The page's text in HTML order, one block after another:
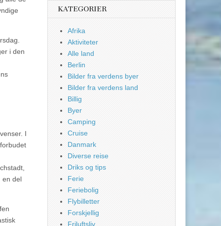
i den
I
en del
KATEGORIER
Afrika
Aktiviteter
Alle land
Berlin
Bilder fra verdens byer
Bilder fra verdens land
Billig
Byer
Camping
Cruise
Danmark
Diverse reise
Driks og tips
Ferie
Feriebolig
Flybilletter
Forskjellig
Friluftsliv